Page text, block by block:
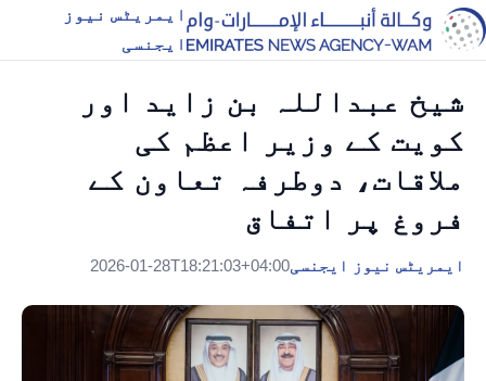
ایمریٹس نیوز
ایجنسی
شیخ عبداللہ بن زاید اور
کویت کے وزیر اعظم کی
ملاقات، دوطرفہ تعاون کے
فروغ پر اتفاق
ایمریٹس نیوز ایجنسی2026-01-28T18:21:03+04:00